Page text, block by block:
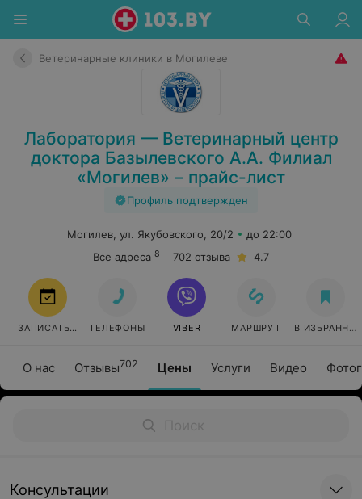
Ветеринарные клиники в Могилеве
Лаборатория — Ветеринарный центр
доктора Базылевского А.А. Филиал
«Могилев» – прайс-лист
Профиль подтвержден
О нас Отзывы702 Цены Услуги Видео
Могилев, ул. Якубовского, 20/2
до 22:00
Все адреса 8 702 отзыва 4.7
ЗАПИСАТЬСЯ ТЕЛЕФОНЫ VIBER МАРШРУТ В ИЗБРАННОЕ
Консультации